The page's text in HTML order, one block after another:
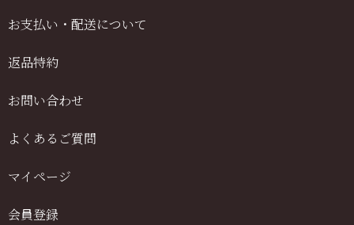
お支払い・配送について
返品特約
お問い合わせ
よくあるご質問
マイページ
会員登録